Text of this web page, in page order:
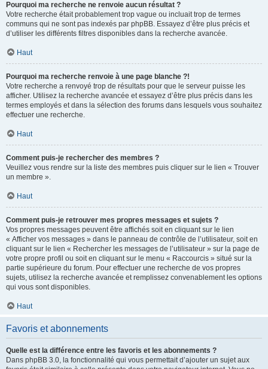
Pourquoi ma recherche ne renvoie aucun résultat ?
Votre recherche était probablement trop vague ou incluait trop de termes
communs qui ne sont pas indexés par phpBB. Essayez d’être plus précis et
d’utiliser les différents filtres disponibles dans la recherche avancée.
Haut
Pourquoi ma recherche renvoie à une page blanche ?!
Votre recherche a renvoyé trop de résultats pour que le serveur puisse les
afficher. Utilisez la recherche avancée et essayez d’être plus précis dans les
termes employés et dans la sélection des forums dans lesquels vous souhaitez
effectuer une recherche.
Haut
Comment puis-je rechercher des membres ?
Veuillez vous rendre sur la liste des membres puis cliquer sur le lien « Trouver
un membre ».
Haut
Comment puis-je retrouver mes propres messages et sujets ?
Vos propres messages peuvent être affichés soit en cliquant sur le lien
« Afficher vos messages » dans le panneau de contrôle de l’utilisateur, soit en
cliquant sur le lien « Rechercher les messages de l’utilisateur » sur la page de
votre propre profil ou soit en cliquant sur le menu « Raccourcis » situé sur la
partie supérieure du forum. Pour effectuer une recherche de vos propres
sujets, utilisez la recherche avancée et remplissez convenablement les options
qui vous sont disponibles.
Haut
Favoris et abonnements
Quelle est la différence entre les favoris et les abonnements ?
Dans phpBB 3.0, la fonctionnalité qui vous permettait d’ajouter un sujet aux